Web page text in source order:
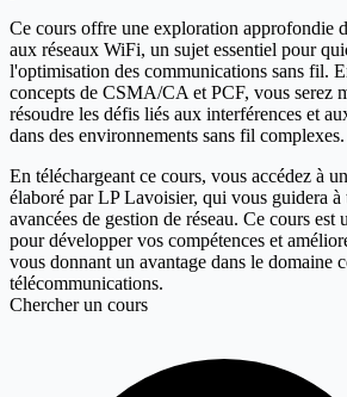
Ce cours offre une exploration approfondie
aux réseaux WiFi, un sujet essentiel pour
l'optimisation des communications sans fil.
concepts de CSMA/CA et PCF, vous serez
résoudre les défis liés aux interférences et
dans des environnements sans fil complexes.
En téléchargeant ce cours, vous accédez à
élaboré par LP Lavoisier, qui vous guidera à
avancées de gestion de réseau. Ce cours est
pour développer vos compétences et
vous donnant un avantage dans le domaine
télécommunications.
Chercher un cours